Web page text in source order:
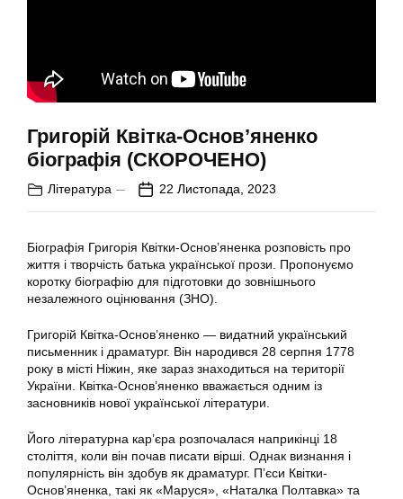
Григорій Квітка-Основ’яненко
біографія (СКОРОЧЕНО)
Література 22 Листопада, 2023
Біографія Григорія Квітки-Основ’яненка розповість про
життя і творчість батька української прози. Пропонуємо
коротку біографію для підготовки до зовнішнього
незалежного оцінювання (ЗНО).
Григорій Квітка-Основ’яненко — видатний український
письменник і драматург. Він народився 28 серпня 1778
року в місті Ніжин, яке зараз знаходиться на території
України. Квітка-Основ’яненко вважається одним із
засновників нової української літератури.
Його літературна кар’єра розпочалася наприкінці 18
століття, коли він почав писати вірші. Однак визнання і
популярність він здобув як драматург. П’єси Квітки-
Основ’яненка, такі як «Маруся», «Наталка Полтавка» та